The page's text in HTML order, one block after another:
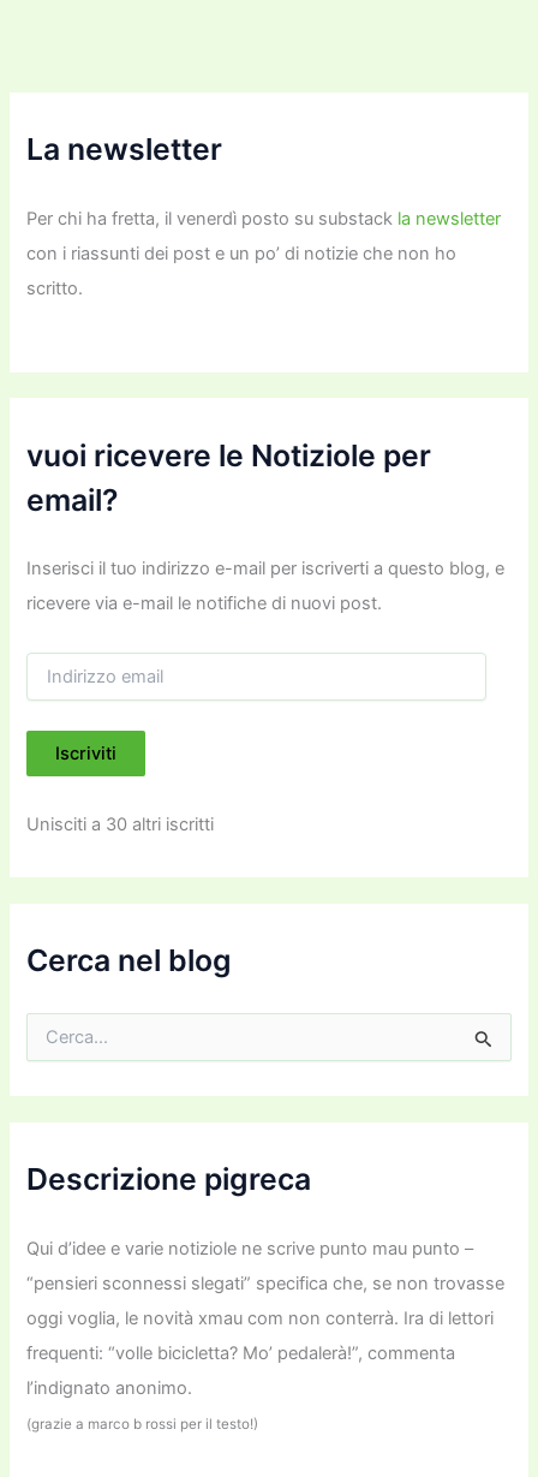
La newsletter
Per chi ha fretta, il venerdì posto su substack la newsletter
con i riassunti dei post e un po’ di notizie che non ho
scritto.
vuoi ricevere le Notiziole per
email?
Inserisci il tuo indirizzo e-mail per iscriverti a questo blog, e
ricevere via e-mail le notifiche di nuovi post.
i
i
z
e
m
i
Iscriviti
Unisciti a 30 altri iscritti
Cerca nel blog
c
a
Descrizione pigreca
Qui d’idee e varie notiziole ne scrive punto mau punto –
“pensieri sconnessi slegati” specifica che, se non trovasse
oggi voglia, le novità xmau com non conterrà. Ira di lettori
frequenti: “volle bicicletta? Mo’ pedalerà!”, commenta
l’indignato anonimo.
(grazie a marco b rossi per il testo!)